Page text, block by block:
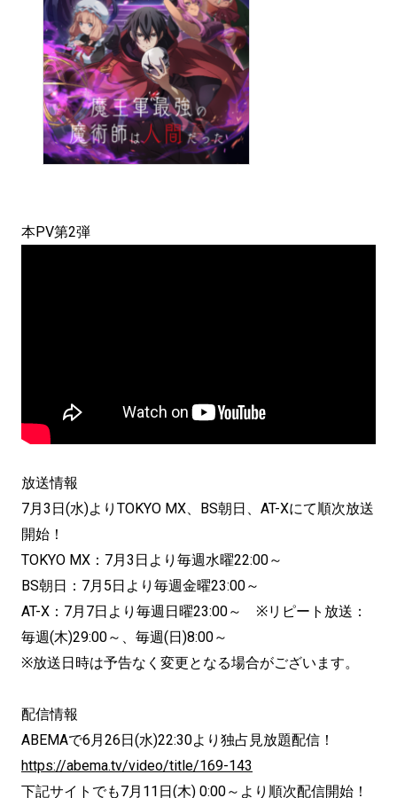
本PV第2弾
放送情報
7月3日(水)よりTOKYO MX、BS朝日、AT-Xにて順次放送
開始！
TOKYO MX：7月3日より毎週水曜22:00～
BS朝日：7月5日より毎週金曜23:00～
AT-X：7月7日より毎週日曜23:00～ ※リピート放送：
毎週(木)29:00～、毎週(日)8:00～
※放送日時は予告なく変更となる場合がございます。
配信情報
ABEMAで6月26日(水)22:30より独占見放題配信！
https://abema.tv/video/title/169-143
下記サイトでも7月11日(木) 0:00～より順次配信開始！